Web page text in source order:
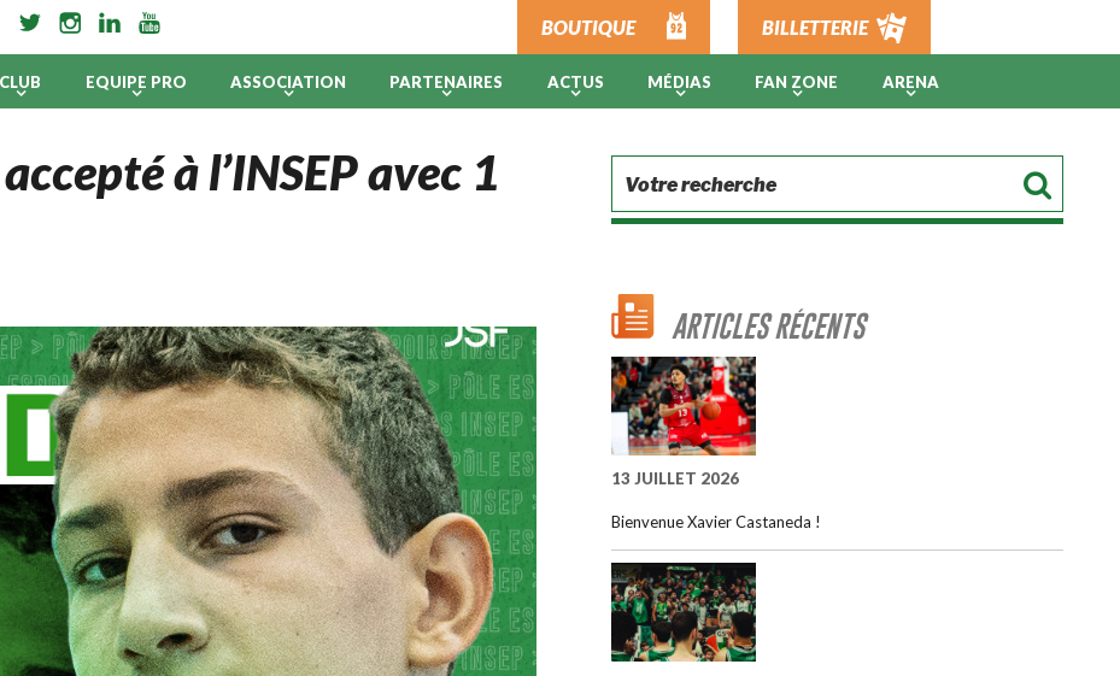
BOUTIQUE BILLETTERIE
CLUB EQUIPE PRO ASSOCIATION PARTENAIRES ACTUS MÉDIAS FAN ZONE ARENA
à l’INSEP avec 1
ARTICLES RÉCENTS
13 JUILLET 2026
Bienvenue Xavier Castaneda !